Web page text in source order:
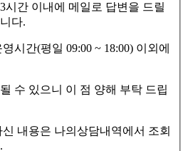
시간 이내에 메일로 답변을 드릴
다.
시간(평일 09:00 ~ 18:00) 이외에
수 있으니 이 점 양해 부탁 드립
내용은 나의상담내역에서 조회